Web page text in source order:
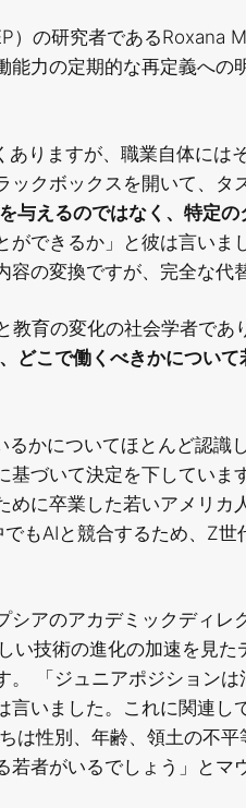
）の研究者であるRoxana
力の定期的な再定義への
ありますが、職業自体には
クボックスを開いて、タ
与えるのではなく、特定の
できるか」と彼は言いま
の変換ですが、完全な代
育の変化の社会学者であ
どこで働くべきかについ
るかについてほとんど認
づいて決定を下していま
に卒業した若いアメリカ
もAIと競合するため、Z世
アのアカデミックディレ
い技術の進化の加速を見
「ジュニアポジション
いました。これに関連し
は性別、年齢、領土の不
者がいるでしょう」とマ